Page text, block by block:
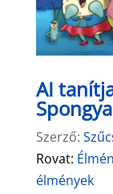
AI
Szerző:
Rovat:
élmények